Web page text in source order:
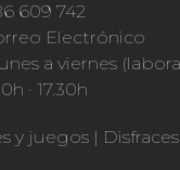
609 742
Electrónico
a viernes
· 17.30h
y juegos | Disfraces